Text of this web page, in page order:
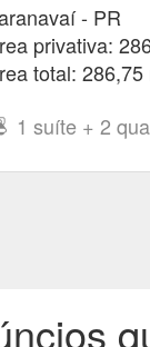
- PR
privativa:
total: 286,75
1 suíte + 2